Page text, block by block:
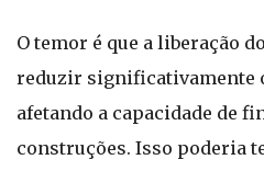
O temor é que a liberação
reduzir significativamente
afetando a capacidade de
construções. Isso poderia